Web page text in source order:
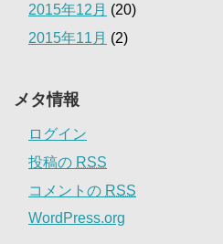
2015年12月 (20)
2015年11月 (2)
メタ情報
ログイン
投稿の RSS
コメントの RSS
WordPress.org